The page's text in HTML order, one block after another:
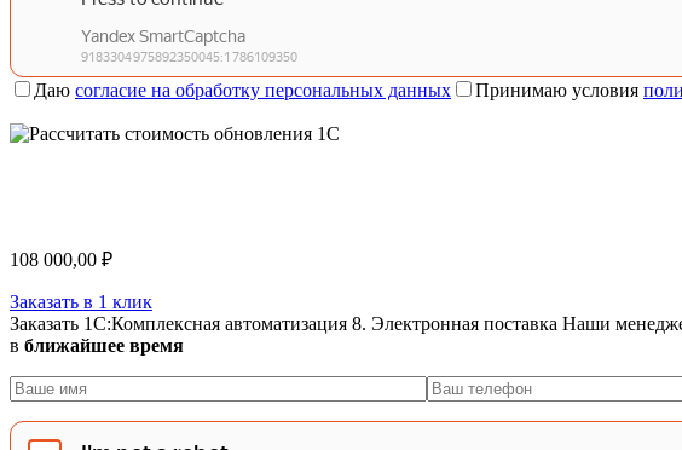
Даю согласие на обработку персональных данных Принимаю условия
108 000,00 ₽
Заказать в 1 клик
Заказать 1С:Комплексная автоматизация 8. Электронная поставка Наши
в ближайшее время